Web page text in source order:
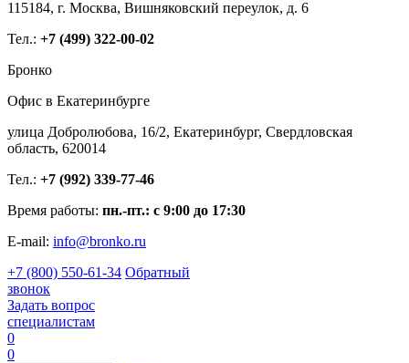
115184, г. Москва, Вишняковский переулок, д. 6
Тел.: +7 (499) 322-00-02
Бронко
Офис в Екатеринбурге
улица Добролюбова, 16/2, Екатеринбург, Свердловская
область, 620014
Тел.: +7 (992) 339-77-46
Время работы: пн.-пт.: с 9:00 до 17:30
E-mail: info@bronko.ru
+7 (800) 550-61-34 Обратный
звонок
Задать вопрос
специалистам
0
0